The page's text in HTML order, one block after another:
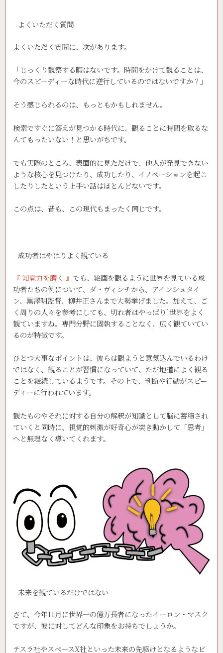
よくいただく質問
よくいただく質問に、次があります。
「じっくり観察する暇はないです。時間をかけて観ることは、
今のスピーディーな時代に逆行しているのではないですか？」
そう感じられるのは、もっともかもしれません。
検索ですぐに答えが見つかる時代に、観ることに時間を取るな
んてもったいない！と思いがちです。
でも実際のところ、表面的に見ただけで、他人が発見できない
ような核心を見つけたり、成功したり、イノベーションを起こ
したりしたという上手い話はほとんどないです。
この点は、昔も、この現代もまったく同じです。
成功者はやはりよく観ている
『 知覚力を磨く 』 でも、絵画を観るように世界を見ている成
功者たちの例について、ダ・ヴィンチから、アインシュタイ
ン、黒澤明監督、柳井正さんまで大勢挙げました。加えて、ご
く周りの人々を参考にしても、切れ者はやっぱり`世界をよく
観ていますね。専門分野に固執することなく、広く観ていてい
るのが特徴です。
ひとつ大事なポイントは、彼らは観ようと意気込んでいるわけ
ではなく、観ることが習慣になっていて、ただ地道によく観る
ことを継続しているようです。その上で、判断や行動がスピー
ディーに行われています。
観たものやそれに対する自分の解釈が知識として脳に蓄積され
ていくと同時に、視覚的刺激が好奇心が突き動かして「思考」
へと無理なく導いてくれます。
未来を観ているだけではない
さて、今年11月に世界一の億万長者になったイーロン・マスク
ですが、彼に対してどんな印象をお持ちでしょうか。
テスラ社やスペースX社といった未来の先駆けとなるようなビ